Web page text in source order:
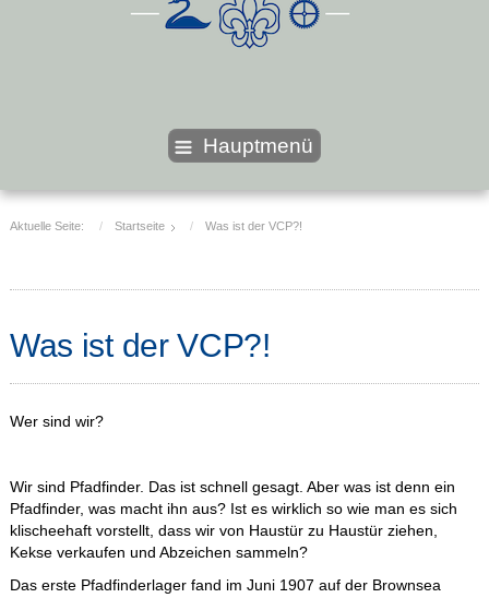
Hauptmenü
Aktuelle Seite: Startseite Was ist der VCP?!
Was ist der VCP?!
Wer sind wir?
Wir sind Pfadfinder. Das ist schnell gesagt. Aber was ist denn ein
Pfadfinder, was macht ihn aus? Ist es wirklich so wie man es sich
klischeehaft vorstellt, dass wir von Haustür zu Haustür ziehen,
Kekse verkaufen und Abzeichen sammeln?
Das erste Pfadfinderlager fand im Juni 1907 auf der Brownsea